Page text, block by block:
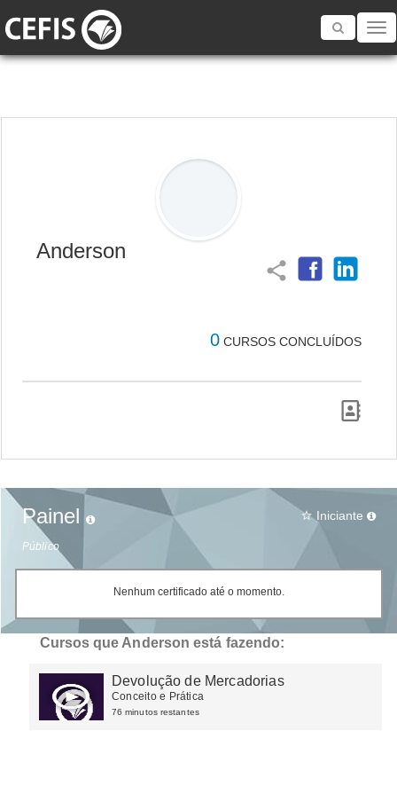
Toggle
Anderson
share
0 CURSOS CONCLUÍDOS
Painel
Público
star_border Iniciante
Nenhum certificado até o momento.
Cursos que Anderson está fazendo:
Devolução de Mercadorias
Conceito e Prática
76 minutos restantes